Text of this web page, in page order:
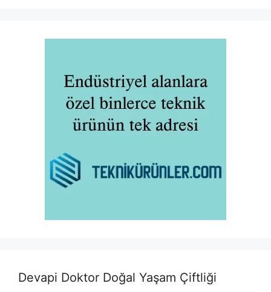
Devapi Doktor Doğal Yaşam Çiftliği